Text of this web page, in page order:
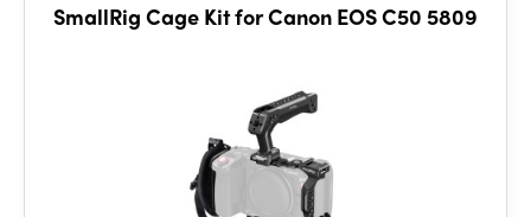
SmallRig Cage Kit for Canon EOS C50 5809